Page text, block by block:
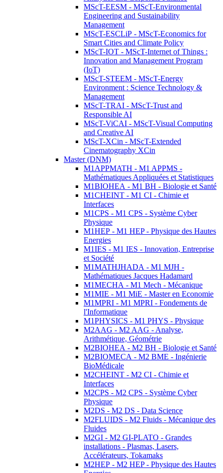
MScT-EESM - MScT-Environmental
Engineering and Sustainability
Management
MScT-ESCLiP - MScT-Economics for
Smart Cities and Climate Policy
MScT-IOT - MScT-Internet of Things :
Innovation and Management Program
(IoT)
MScT-STEEM - MScT-Energy
Environment : Science Technology &
Management
MScT-TRAI - MScT-Trust and
Responsible AI
MScT-ViCAI - MScT-Visual Computing
and Creative AI
MScT-XCin - MScT-Extended
Cinematography XCin
Master (DNM)
M1APPMATH - M1 APPMS -
Mathématiques Appliquées et Statistiques
M1BIOHEA - M1 BH - Biologie et Santé
M1CHEINT - M1 CI - Chimie et
Interfaces
M1CPS - M1 CPS - Système Cyber
Physique
M1HEP - M1 HEP - Physique des Hautes
Energies
M1IES - M1 IES - Innovation, Entreprise
et Société
M1MATHJHADA - M1 MJH -
Mathématiques Jacques Hadamard
M1MECHA - M1 Mech - Mécanique
M1MIE - M1 MiE - Master en Economie
M1MPRI - M1 MPRI - Fondements de
l'Informatique
M1PHYSICS - M1 PHYS - Physique
M2AAG - M2 AAG - Analyse,
Arithmétique, Géométrie
M2BIOHEA - M2 BH - Biologie et Santé
M2BIOMECA - M2 BME - Ingénierie
BioMédicale
M2CHEINT - M2 CI - Chimie et
Interfaces
M2CPS - M2 CPS - Système Cyber
Physique
M2DS - M2 DS - Data Science
M2FLUIDS - M2 Fluids - Mécanique des
Fluides
M2GI - M2 GI-PLATO - Grandes
installations - Plasmas, Lasers,
Accélérateurs, Tokamaks
M2HEP - M2 HEP - Physique des Hautes